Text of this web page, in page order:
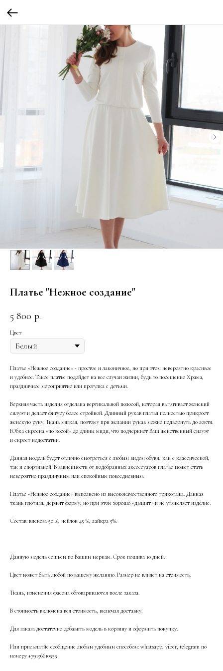
Платье "Нежное создание"
5 800 р.
Цвет
Платье «Нежное создание» - простое и лаконичное, но при этом невероятно красивое
и удобное. Такое платье подойдет на все случаи жизни, будь то посещение Храма,
праздничное мероприятие или прогулка с детьми.
Верхняя часть изделия отделана вертикальной полосой, которая вытягивает женский
силуэт и делает фигуру более стройной. Длинный рукав платья полностью прикроет
женскую руку. Ткань мягкая, поэтому при желании рукав можно подвернуть до локтя.
Юбка скроена «по косой» до длины миди, что подчеркнет Ваш женственный силуэт
и скроет недостатки.
Данная модель будет отлично смотреться с любым видом обуви, как с классической,
так и спортивной. В зависимости от подобранных аксессуаров платье может стать
невероятно праздничным или спокойным повседневным.
Платье «Нежное создание» выполнено из высококачественного трикотажа. Данная
ткань плотная, держит форму, но при этом хорошо «дышит» и не утяжеляет изделие.
Состав: вискоза 50 %, нейлон 45 %, лайкра 5%.
Данную модель сошьем по Вашим меркам. Срок пошива 10 дней.
Цвет может быть любой по вашему желанию. Размер не влияет на стоимость.
Ткань, изменения фасона обговариваются после заказа.
В стоимость включена вся стоимость, включая доставку.
Для заказа достаточно добавить модель в корзину и оформить покупку.
Или присылатйе сообщение любым удобным способом: whatsapp, viber, telegram по
номеру +79196610555